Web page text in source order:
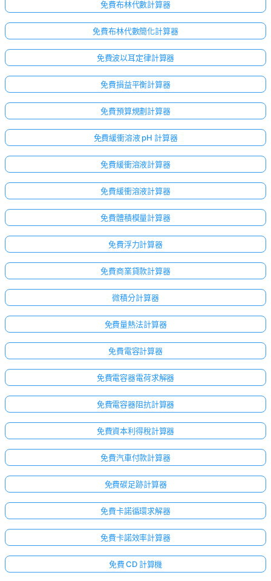
提
出
您
的
第
一
個
問
題
免費布林代數計算器
免費布林代數簡化計算器
免費波以耳定律計算器
免費損益平衡計算器
免費預算規劃計算器
免費緩衝溶液 pH 計算器
免費緩衝溶液計算器
免費緩衝溶液計算器
免費體積模量計算器
免費浮力計算器
免費商業貸款計算器
微積分計算器
免費量熱法計算器
免費電容計算器
免費電容器電荷求解器
免費電容器阻抗計算器
免費資本利得稅計算器
免費汽車付款計算器
免費碳足跡計算器
免費卡諾循環求解器
免費卡諾效率計算器
免費 CD 計算機